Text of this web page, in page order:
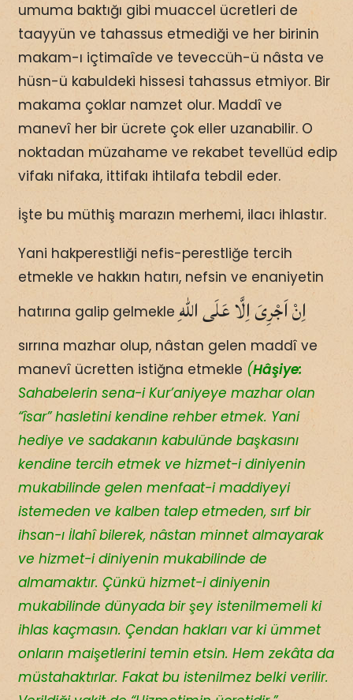
umuma baktığı gibi muaccel ücretleri de
taayyün ve tahassus etmediği ve her birinin
makam-ı içtimaîde ve teveccüh-ü nâsta ve
hüsn-ü kabuldeki hissesi tahassus etmiyor. Bir
makama çoklar namzet olur. Maddî ve
manevî her bir ücrete çok eller uzanabilir. O
noktadan müzahame ve rekabet tevellüd edip
vifakı nifaka, ittifakı ihtilafa tebdil eder.
İşte bu müthiş marazın merhemi, ilacı ihlastır.
Yani hakperestliği nefis-perestliğe tercih
etmekle ve hakkın hatırı, nefsin ve enaniyetin
hatırına galip gelmekle اِنْ اَجْرِىَ اِلَّا عَلَى اللّٰهِ
sırrına mazhar olup, nâstan gelen maddî ve
manevî ücretten istiğna etmekle (Hâşiye:
Sahabelerin sena-i Kur’aniyeye mazhar olan
“îsar” hasletini kendine rehber etmek. Yani
hediye ve sadakanın kabulünde başkasını
kendine tercih etmek ve hizmet-i diniyenin
mukabilinde gelen menfaat-i maddiyeyi
istemeden ve kalben talep etmeden, sırf bir
ihsan-ı İlahî bilerek, nâstan minnet almayarak
ve hizmet-i diniyenin mukabilinde de
almamaktır. Çünkü hizmet-i diniyenin
mukabilinde dünyada bir şey istenilmemeli ki
ihlas kaçmasın. Çendan hakları var ki ümmet
onların maişetlerini temin etsin. Hem zekâta da
müstahaktırlar. Fakat bu istenilmez belki verilir.